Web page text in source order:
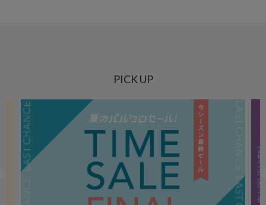
PICK UP